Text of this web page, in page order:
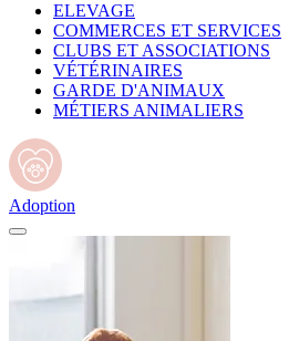
ELEVAGE
COMMERCES ET SERVICES
CLUBS ET ASSOCIATIONS
VÉTÉRINAIRES
GARDE D'ANIMAUX
MÉTIERS ANIMALIERS
Adoption